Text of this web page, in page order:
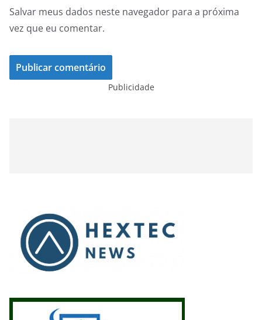
Salvar meus dados neste navegador para a próxima
vez que eu comentar.
Publicidade